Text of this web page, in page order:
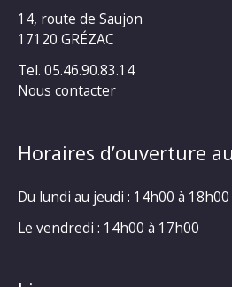
14, route de Saujon
17120 GRÉZAC
Tel. 05.46.90.83.14
Nous contacter
Horaires d’ouverture
Du lundi au jeudi : 14h00 à 18h00
Le vendredi : 14h00 à 17h00